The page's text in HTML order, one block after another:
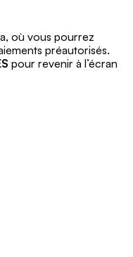
où vous pourrez
préautorisés.
pour revenir à l’écran